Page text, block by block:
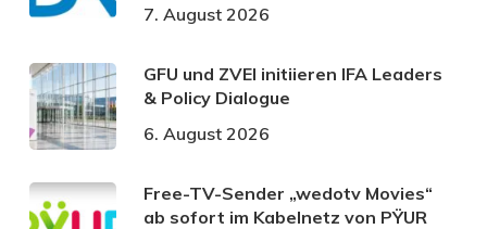
7. August 2026
GFU und ZVEI initiieren IFA Leaders
& Policy Dialogue
6. August 2026
Free-TV-Sender „wedotv Movies“
ab sofort im Kabelnetz von PŸUR